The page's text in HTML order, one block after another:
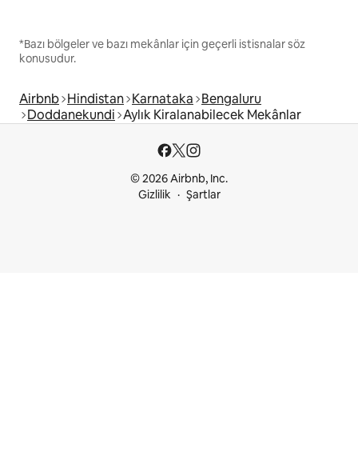
*Bazı bölgeler ve bazı mekânlar için geçerli istisnalar söz
konusudur.
Airbnb Hindistan Karnataka Bengaluru
Doddanekundi Aylık Kiralanabilecek Mekânlar
© 2026 Airbnb, Inc.
Gizlilik
Şartlar